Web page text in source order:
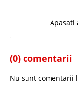
Apasati
(0) comentarii
Nu sunt comentarii